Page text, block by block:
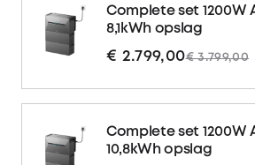
Complete set 1200W
8,1kWh opslag
€ 2.799,00€ 3.799,00
Complete set 1200W
10,8kWh opslag